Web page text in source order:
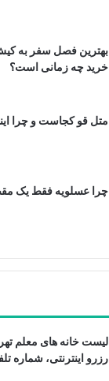
بهترین فصل سفر به
خرید چه زمانی است؟
متل قو کجاست و چرا
چرا عسلویه فقط یک
لیست خانه های معلم
رزرو اینترنتی، شماره